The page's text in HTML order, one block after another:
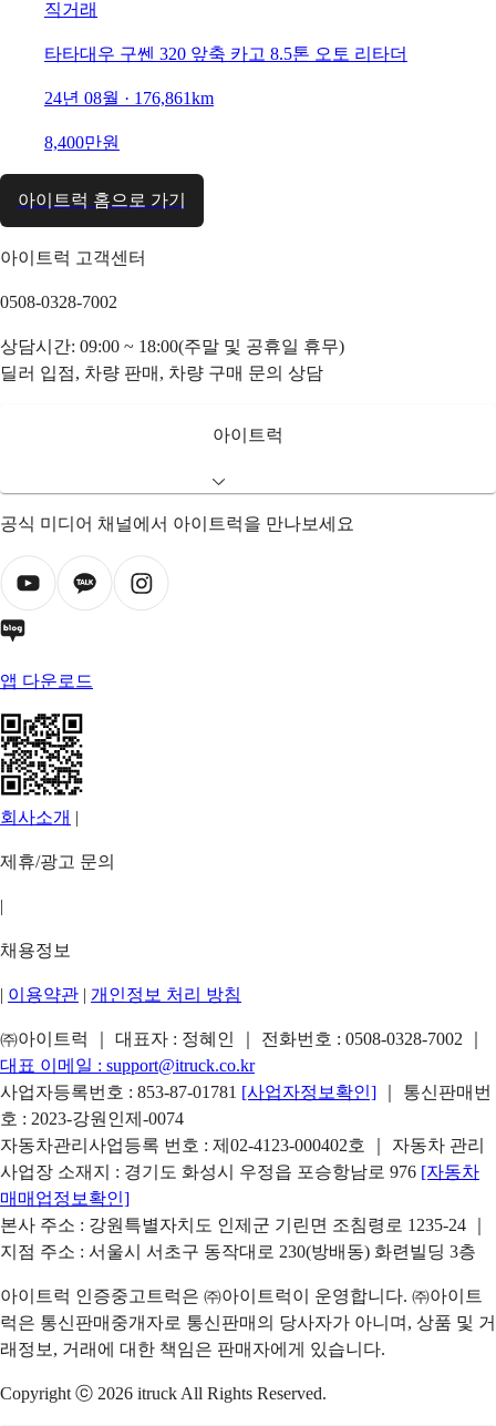
직거래
타타대우 구쎈 320 앞축 카고 8.5톤 오토 리타더
24년 08월 · 176,861km
8,400만원
아이트럭 홈으로 가기
아이트럭 고객센터
0508-0328-7002
상담시간: 09:00 ~ 18:00(주말 및 공휴일 휴무)
딜러 입점, 차량 판매, 차량 구매 문의 상담
아이트럭
공식 미디어 채널에서 아이트럭을 만나보세요
앱 다운로드
회사소개 |
제휴/광고 문의
|
채용정보
| 이용약관 | 개인정보 처리 방침
㈜아이트럭 ｜ 대표자 : 정혜인 ｜ 전화번호 : 0508-0328-7002
대표 이메일 : support@itruck.co.kr
사업자등록번호 : 853-87-01781 [사업자정보확인]
｜ 통신판매번
호 : 2023-강원인제-0074
자동차관리사업등록 번호 : 제02-4123-000402호 ｜ 자동차 관리
사업장 소재지 : 경기도 화성시 우정읍 포승항남로 976 [자동차
매매업정보확인]
본사 주소 : 강원특별자치도 인제군 기린면 조침령로 1235-24 ｜
지점 주소 : 서울시 서초구 동작대로 230(방배동) 화련빌딩 3층
아이트럭 인증중고트럭은 ㈜아이트럭이 운영합니다. ㈜아이트
럭은 통신판매중개자로 통신판매의 당사자가 아니며, 상품 및 거
래정보, 거래에 대한 책임은 판매자에게 있습니다.
Copyright ⓒ 2026 itruck All Rights Reserved.